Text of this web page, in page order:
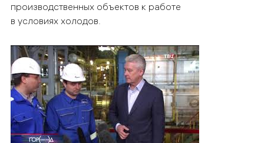
производственных объектов к работе
в условиях холодов.